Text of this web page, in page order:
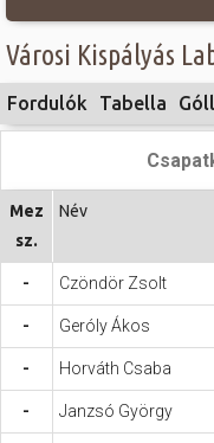
Sport
Szabadidő
Hasznos
Fordulók Tabella
Mez
sz.
Név
- Czöndör Zsolt
- Geróly Ákos
- Horváth Csaba
- Janzsó György